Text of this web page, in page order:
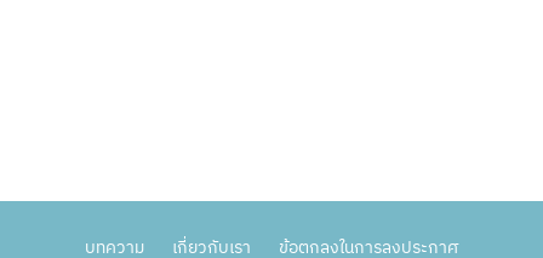
บทความ เกี่ยวกับเรา ข้อตกลงในการลงประกาศ